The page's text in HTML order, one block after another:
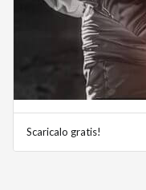
Scaricalo gratis!